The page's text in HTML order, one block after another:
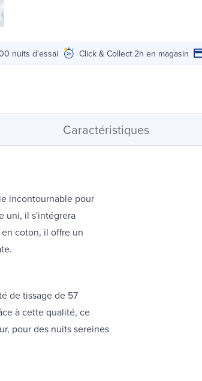
nuits d’essai Click & Collect 2h en magasin
Caractéristiques
incontournable pour
uni, il s'intégrera
coton, il offre un
de tissage de 57
à cette qualité, ce
pour des nuits sereines